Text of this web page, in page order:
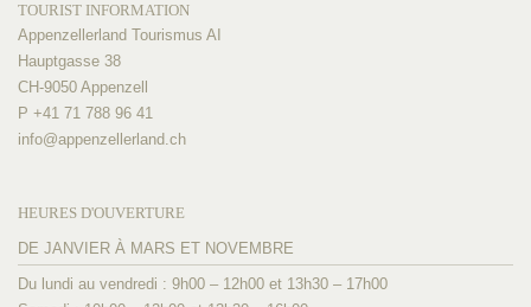
TOURIST INFORMATION
Appenzellerland Tourismus AI
Hauptgasse 38
CH-9050 Appenzell
P +41 71 788 96 41
info@appenzellerland.ch
HEURES D'OUVERTURE
DE JANVIER À MARS ET NOVEMBRE
Du lundi au vendredi : 9h00 – 12h00 et 13h30 – 17h00